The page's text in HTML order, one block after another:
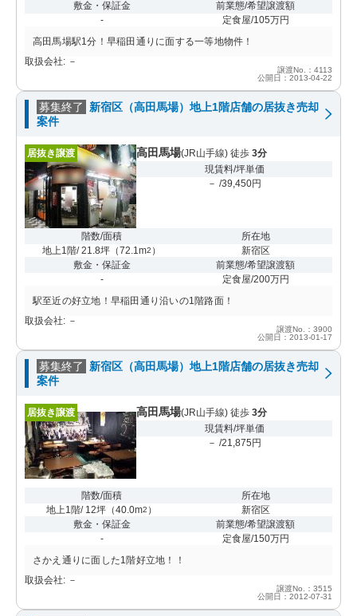
敷金・保証金
-
前業態/希望譲渡額
定食屋/105万円
高田馬場駅1分！早稲田通りに面する一等地物件！
取扱会社: －
譲渡No.：4113
公開日：2013-04-22
募集終了
新宿区（高田馬場）地上1階店舗の居抜き売却
案件
居抜き譲渡 高田馬場(JR山手線) 徒歩 3分
現賃料/坪単価
－ /39,450円
階数/面積
地上1階/ 21.8坪 （72.1m2 ）
所在地
新宿区
敷金・保証金
-
前業態/希望譲渡額
定食屋/200万円
駅至近の好立地！早稲田通り沿いの1階路面！
取扱会社: －
譲渡No.：3900
公開日：2013-01-17
募集終了
新宿区（高田馬場）地上1階店舗の居抜き売却
案件
居抜き譲渡 高田馬場(JR山手線) 徒歩 3分
現賃料/坪単価
－ /21,875円
階数/面積
地上1階/ 12坪 （40.0m2 ）
所在地
新宿区
敷金・保証金
-
前業態/希望譲渡額
定食屋/150万円
さかえ通りに面した1階好立地！！
取扱会社: －
譲渡No.：3515
公開日：2012-07-31